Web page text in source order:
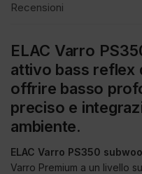
Recensioni
ELAC Varro
attivo bass reflex
offrire basso
preciso e
ambiente.
ELAC Varro PS350
Varro Premium a un livello